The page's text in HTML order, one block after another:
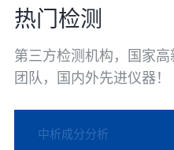
热门检测
第三方检测机构，国家
团队，国内外先进仪器！
中析成分分析